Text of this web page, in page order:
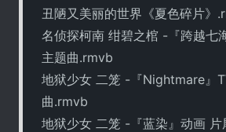
丑陋又美丽的世界《夏色碎片》
名侦探柯南 绀碧之棺 -『跨越七
主题曲.rmvb
地狱少女 二笼 -『Nightmare』
曲.rmvb
地狱少女 二笼 -『蓝染』动画 片